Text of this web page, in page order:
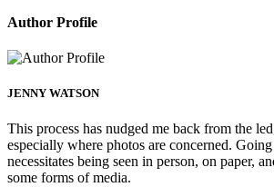
Author Profile
JENNY WATSON
This process has nudged me back from the
especially where photos are concerned.
necessitates being seen in person, on paper,
some forms of media.